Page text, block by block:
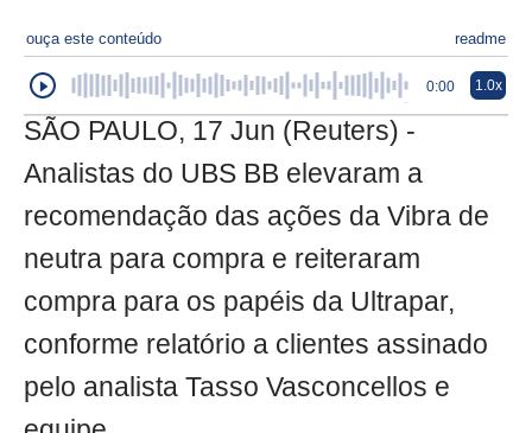
ouça este conteúdo readme
0:00 1.0x
SÃO PAULO, 17 Jun (Reuters) -
Analistas do UBS BB elevaram a
recomendação das ações da Vibra de
neutra para compra e reiteraram
compra para os papéis da Ultrapar,
conforme relatório a clientes assinado
pelo analista Tasso Vasconcellos e